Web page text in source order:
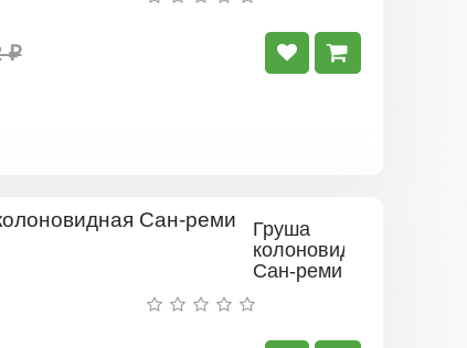
₽
Груша
колоновидная
Сан-реми